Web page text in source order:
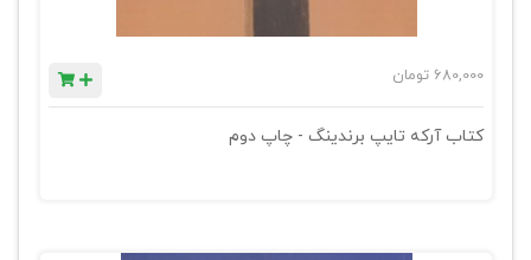
680,000 تومان
کتاب آرکه تایپ برندینگ - چاپ دوم